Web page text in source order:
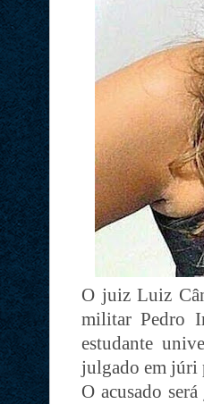
O juiz Luiz
militar Pedro
estudante
julgado em júri
O acusado